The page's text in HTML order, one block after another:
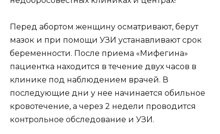
Перед абортом женщину осматривают, берут
мазок и при помощи УЗИ устанавливают срок
беременности. После приема «Мифегина»
пациентка находится в течение двух часов в
клинике под наблюдением врачей. В
последующие дни у нее начинается обильное
кровотечение, а через 2 недели проводится
контрольное обследование и УЗИ.